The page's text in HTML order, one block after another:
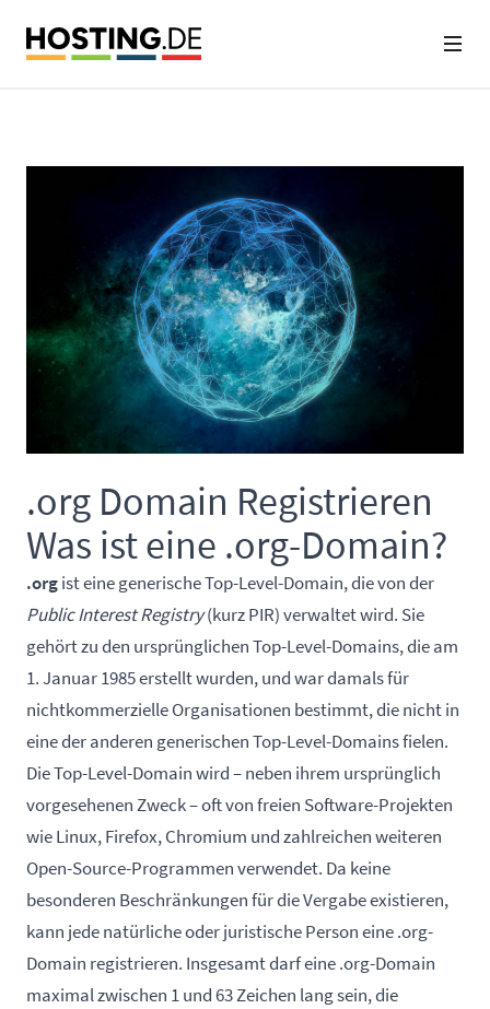
.org Domain Registrieren
Was ist eine .org-Domain?
.orgist eine generische Top-Level-Domain, die von der
Public Interest Registry(kurz PIR) verwaltet wird. Sie
gehört zu den ursprünglichen Top-Level-Domains, die am
1. Januar 1985 erstellt wurden, und war damals für
nichtkommerzielle Organisationen bestimmt, die nicht in
eine der anderen generischen Top-Level-Domains fielen.
Die Top-Level-Domain wird – neben ihrem ursprünglich
vorgesehenen Zweck – oft von freien Software-Projekten
wie Linux, Firefox, Chromium und zahlreichen weiteren
Open-Source-Programmen verwendet. Da keine
besonderen Beschränkungen für die Vergabe existieren,
kann jede natürliche oder juristische Person eine .org-
Domain registrieren. Insgesamt darf eine .org-Domain
maximal zwischen 1 und 63 Zeichen lang sein, die